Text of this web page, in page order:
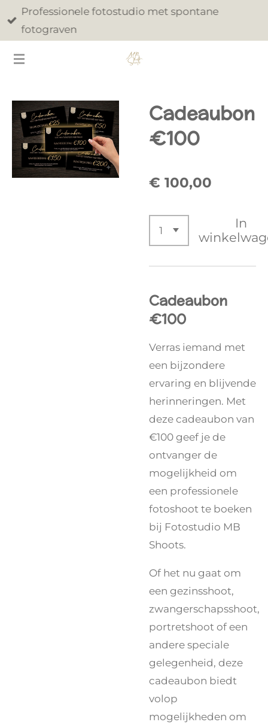
Ga
direct
de
Professionele fotostudio met spontane
fotograven
Cadeaubon
€100
€ 100,00
In
Cadeaubon
€100
Verras iemand met
een bijzondere
ervaring en blijvende
herinneringen. Met
deze cadeaubon van
€100 geef je de
ontvanger de
mogelijkheid om
een professionele
fotoshoot te boeken
bij Fotostudio MB
Shoots.
Of het nu gaat om
een gezinsshoot,
zwangerschapsshoot,
portretshoot of een
andere speciale
gelegenheid, deze
cadeaubon biedt
volop
mogelijkheden om